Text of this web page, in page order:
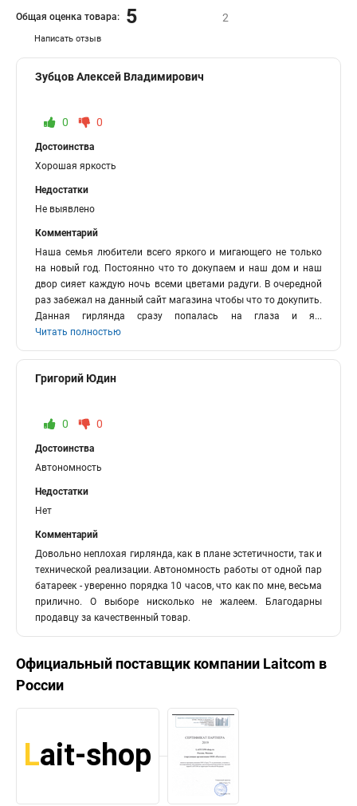
Написать отзыв
Общая оценка товара: 5 2
Зубцов Алексей Владимирович
0 0
Достоинства
Хорошая яркость
Недостатки
Не выявлено
Комментарий
Наша семья любители всего яркого и мигающего не только
на новый год. Постоянно что то докупаем и наш дом и наш
двор сияет каждую ночь всеми цветами радуги. В очередной
раз забежал на данный сайт магазина чтобы что то докупить.
Данная гирлянда сразу попалась на глаза и я...
Читать полностью
Григорий Юдин
0 0
Достоинства
Автономность
Недостатки
Нет
Комментарий
Довольно неплохая гирлянда, как в плане эстетичности, так и
технической реализации. Автономность работы от одной пар
батареек - уверенно порядка 10 часов, что как по мне, весьма
прилично. О выборе нисколько не жалеем. Благодарны
продавцу за качественный товар.
Официальный поставщик компании Laitcom в
России